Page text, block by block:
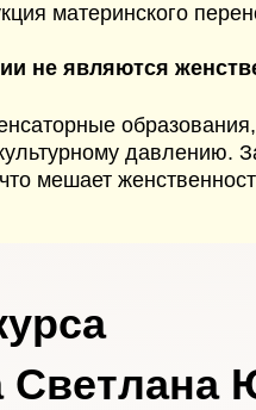
давлению.
мешает
материнского
не являются
Светлана